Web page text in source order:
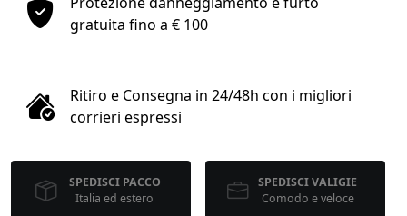
1
kg
cm
gratuita fino a € 100
Ritiro e Consegna in 24/48h con i migliori
corrieri espressi
SPEDISCI PACCO
Italia ed estero
SPEDISCI VALIGIE
Comodo e veloce